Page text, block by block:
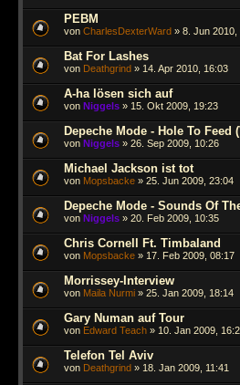
PEBM
von CharlesDexterWard » 8. Jun 2010,
Bat For Lashes
von Deathgrind » 14. Apr 2010, 16:03
A-ha lösen sich auf
von Niggels » 15. Okt 2009, 19:23
Depeche Mode - Hole To Feed
von Niggels » 26. Sep 2009, 10:26
Michael Jackson ist tot
von Mopsbacke » 25. Jun 2009, 23:04
Depeche Mode - Sounds Of
von Niggels » 20. Feb 2009, 10:35
Chris Cornell Ft. Timbaland
von Mopsbacke » 17. Feb 2009, 08:17
Morrissey-Interview
von Maila Nurmi » 25. Jan 2009, 18:14
Gary Numan auf Tour
von Edward Teach » 10. Jan 2009,
Telefon Tel Aviv
von Deathgrind » 18. Jan 2009, 11:41